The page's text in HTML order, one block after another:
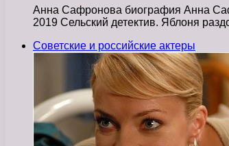
Анна Сафронова биография Анна
2019 Сельский детектив. Яблоня
Советские и российские актеры